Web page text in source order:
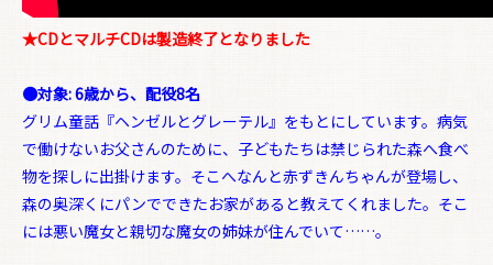
お買い物を続ける
★CDとマルチCDは製造終了となりました
●対象: 6歳から、配役8名
グリム童話『ヘンゼルとグレーテル』をもとにしています。病気
で働けないお父さんのために、子どもたちは禁じられた森へ食べ
物を探しに出掛けます。そこへなんと赤ずきんちゃんが登場し、
森の奥深くにパンでできたお家があると教えてくれました。そこ
には悪い魔女と親切な魔女の姉妹が住んでいて……。